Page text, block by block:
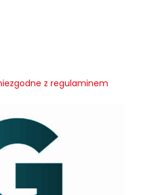
z regulaminem